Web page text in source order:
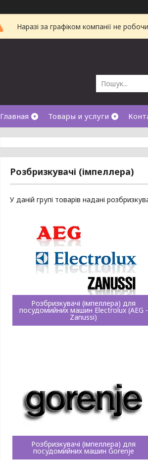
Наразі за графіком компанії не
Главная Товары и услуги
Розбризкувачі (імпеллера)
У даній групі товарів надані
Розбризкувачі (імпеллера) для
посудомийних машин Electrolux (AEG -
Zanussi)
Розбризкувачі (імпеллера) для
посудомийних машин Gorenje